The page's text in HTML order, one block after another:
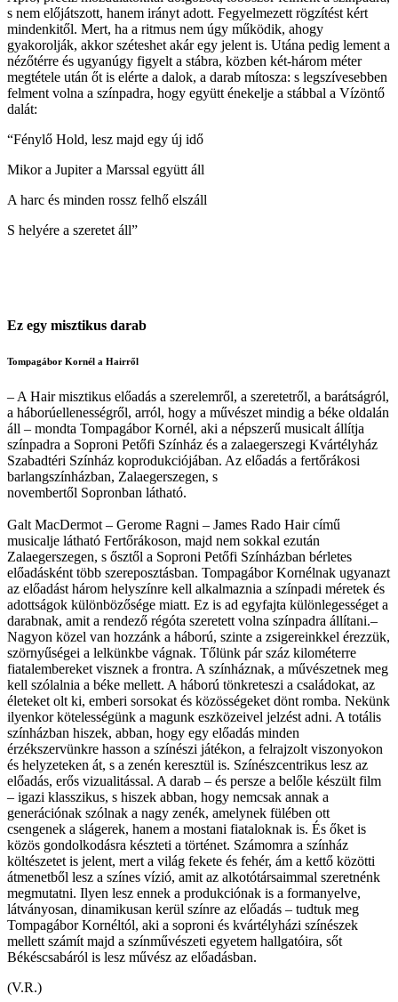
s nem előjátszott, hanem irányt adott. Fegyelmezett rögzítést kért
mindenkitől. Mert, ha a ritmus nem úgy működik, ahogy
gyakorolják, akkor széteshet akár egy jelent is. Utána pedig lement a
nézőtérre és ugyanúgy figyelt a stábra, közben két-három méter
megtétele után őt is elérte a dalok, a darab mítosza: s legszívesebben
felment volna a színpadra, hogy együtt énekelje a stábbal a Vízöntő
dalát:
“Fénylő Hold, lesz majd egy új idő
Mikor a Jupiter a Marssal együtt áll
A harc és minden rossz felhő elszáll
S helyére a szeretet áll”
Ez egy misztikus darab
Tompagábor Kornél a Hairről
– A Hair misztikus előadás a szerelemről, a szeretetről, a barátságról,
a háborúellenességről, arról, hogy a művészet mindig a béke oldalán
áll – mondta Tompagábor Kornél, aki a népszerű musicalt állítja
színpadra a Soproni Petőfi Színház és a zalaegerszegi Kvártélyház
Szabadtéri Színház koprodukciójában. Az előadás a fertőrákosi
barlangszínházban, Zalaegerszegen, s
novembertől Sopronban látható.
Galt MacDermot – Gerome Ragni – James Rado Hair című
musicalje látható Fertőrákoson, majd nem sokkal ezután
Zalaegerszegen, s ősztől a Soproni Petőfi Színházban bérletes
előadásként több szereposztásban. Tompagábor Kornélnak ugyanazt
az előadást három helyszínre kell alkalmaznia a színpadi méretek és
adottságok különbözősége miatt. Ez is ad egyfajta különlegességet a
darabnak, amit a rendező régóta szeretett volna színpadra állítani.–
Nagyon közel van hozzánk a háború, szinte a zsigereinkkel érezzük,
szörnyűségei a lelkünkbe vágnak. Tőlünk pár száz kilométerre
fiatalembereket visznek a frontra. A színháznak, a művészetnek meg
kell szólalnia a béke mellett. A háború tönkreteszi a családokat, az
életeket olt ki, emberi sorsokat és közösségeket dönt romba. Nekünk
ilyenkor kötelességünk a magunk eszközeivel jelzést adni. A totális
színházban hiszek, abban, hogy egy előadás minden
érzékszervünkre hasson a színészi játékon, a felrajzolt viszonyokon
és helyzeteken át, s a zenén keresztül is. Színészcentrikus lesz az
előadás, erős vizualitással. A darab – és persze a belőle készült film
– igazi klasszikus, s hiszek abban, hogy nemcsak annak a
generációnak szólnak a nagy zenék, amelynek fülében ott
csengenek a slágerek, hanem a mostani fiataloknak is. És őket is
közös gondolkodásra készteti a történet. Számomra a színház
költészetet is jelent, mert a világ fekete és fehér, ám a kettő közötti
átmenetből lesz a színes vízió, amit az alkotótársaimmal szeretnénk
megmutatni. Ilyen lesz ennek a produkciónak is a formanyelve,
látványosan, dinamikusan kerül színre az előadás – tudtuk meg
Tompagábor Kornéltól, aki a soproni és kvártélyházi színészek
mellett számít majd a színművészeti egyetem hallgatóira, sőt
Békéscsabáról is lesz művész az előadásban.
(V.R.)